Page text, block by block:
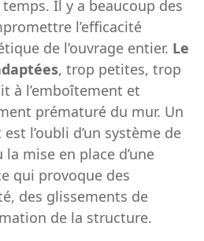
Il y a beaucoup des
l’efficacité
de l’ouvrage entier. Le
, trop petites, trop
à l’emboîtement et
prématuré du mur. Un
l’oubli d’un système de
mise en place d’une
qui provoque des
des glissements de
de la structure.